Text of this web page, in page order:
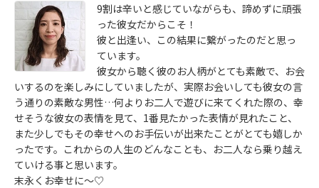
9割は辛いと感じていながらも、諦めずに頑張
った彼女だからこそ！
彼と出逢い、この結果に繋がったのだと思っ
ています。
彼女から聴く彼のお人柄がとても素敵で、お会
いするのを楽しみにしていましたが、実際お会いしても彼女の言
う通りの素敵な男性…何よりお二人で遊びに来てくれた際の、幸
せそうな彼女の表情を見て、1番見たかった表情が見れたこと、
また少しでもその幸せへのお手伝いが出来たことがとても嬉しか
ったです。これからの人生のどんなことも、お二人なら乗り越え
ていける事と思います。
末永くお幸せに～♡